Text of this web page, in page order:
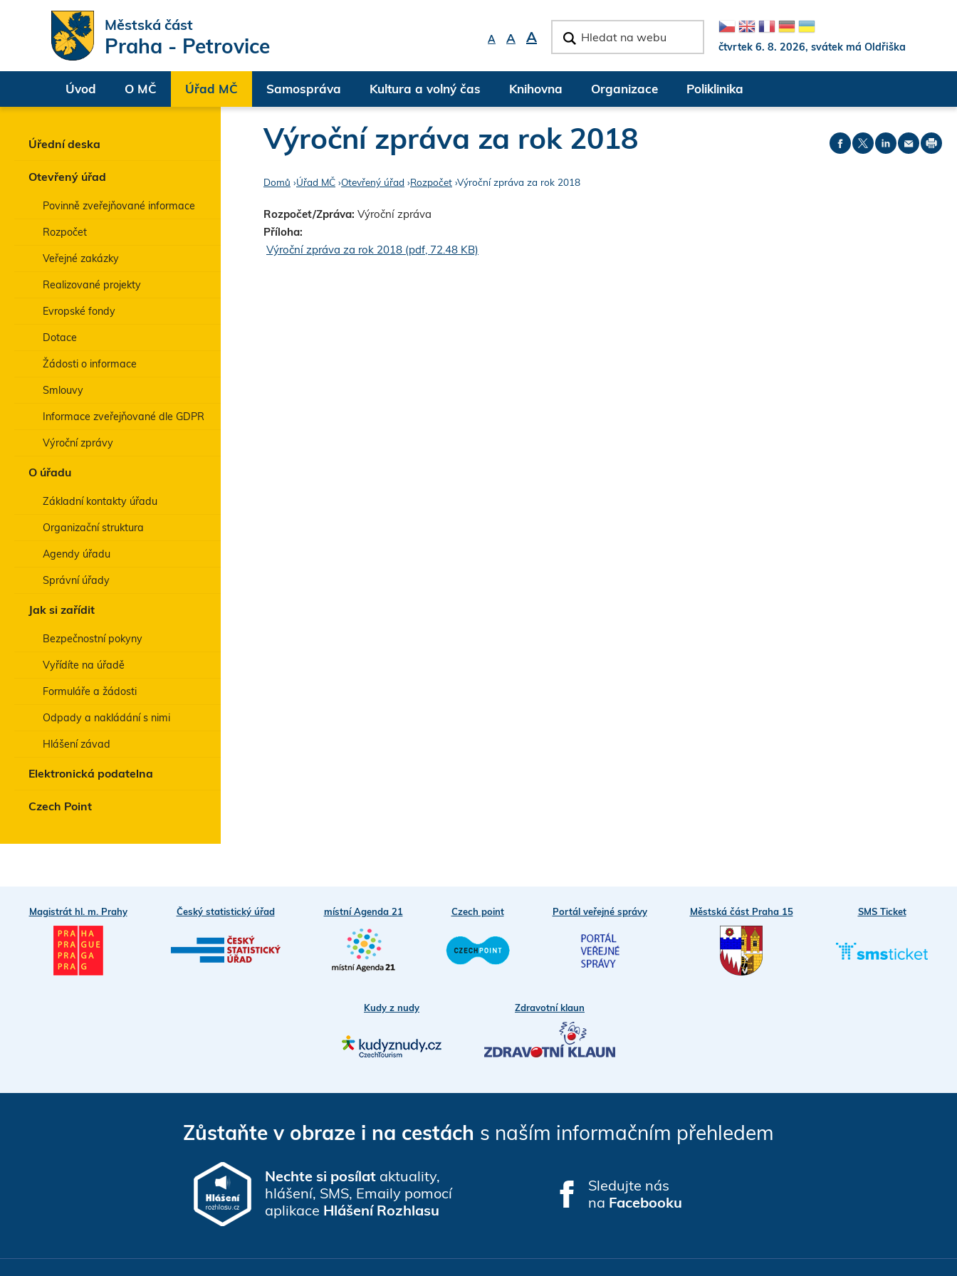
Městská část
Praha - Petrovice A A A
h
d
a
čtvrtek 6. 8. 2026, svátek má Oldřiška
Úvod O MČ Úřad MČ Samospráva Kultura a volný čas Knihovna Organizace Poliklinika
Úřední deska
Otevřený úřad
Povinně zveřejňované informace
Rozpočet
Veřejné zakázky
Realizované projekty
Evropské fondy
Dotace
Žádosti o informace
Smlouvy
Informace zveřejňované dle GDPR
Výroční zprávy
O úřadu
Základní kontakty úřadu
Organizační struktura
Agendy úřadu
Správní úřady
Jak si zařídit
Bezpečnostní pokyny
Vyřídíte na úřadě
Formuláře a žádosti
Odpady a nakládání s nimi
Hlášení závad
Elektronická podatelna
Czech Point
Výroční zpráva za rok 2018
J
s
t
Domů ›Úřad MČ ›Otevřený úřad ›Rozpočet ›Výroční zpráva za rok 2018
Rozpočet/Zpráva: Výroční zpráva
Příloha:
Výroční zpráva za rok 2018 (pdf, 72.48 KB)
Magistrát hl. m. Prahy Český statistický úřad místní Agenda 21 Czech point Portál veřejné správy Městská část Praha 15 SMS Ticket
Kudy z nudy Zdravotní klaun
Zůstaňte v obraze i na cestách s naším informačním přehledem
Nechte si posílat aktuality,
hlášení, SMS, Emaily pomocí
aplikace Hlášení Rozhlasu
Sledujte nás
na Facebooku